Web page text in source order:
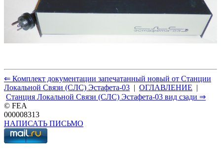
⇐ Комплект документации запечатанный новый от Станции
Локальной Связи (СЛС) Эстафета-03 | ОГЛАВЛЕНИЕ |
Станция Локальной Связи (СЛС) Эстафета-03 вид сзади ⇒
© FEA
000008313
НАПИСАТЬ ПИСЬМО